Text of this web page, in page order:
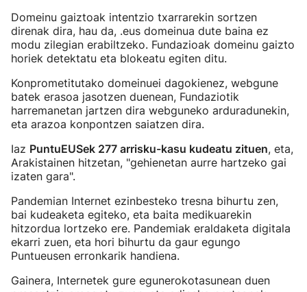
Domeinu gaiztoak intentzio txarrarekin sortzen
direnak dira, hau da, .eus domeinua dute baina ez
modu zilegian erabiltzeko. Fundazioak domeinu gaizto
horiek detektatu eta blokeatu egiten ditu.
Konprometitutako domeinuei dagokienez, webgune
batek erasoa jasotzen duenean, Fundaziotik
harremanetan jartzen dira webguneko arduradunekin,
eta arazoa konpontzen saiatzen dira.
Iaz PuntuEUSek 277 arrisku-kasu kudeatu zituen, eta,
Arakistainen hitzetan, "gehienetan aurre hartzeko gai
izaten gara".
Pandemian Internet ezinbesteko tresna bihurtu zen,
bai kudeaketa egiteko, eta baita medikuarekin
hitzordua lortzeko ere. Pandemiak eraldaketa digitala
ekarri zuen, eta hori bihurtu da gaur egungo
Puntueusen erronkarik handiena.
Gainera, Internetek gure egunerokotasunean duen